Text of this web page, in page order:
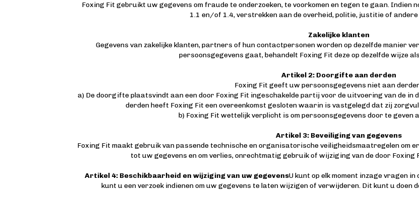
Foxing Fit gebruikt uw gegevens om fraude te onderzoeken, te voorkomen en tegen te gaan. Indien
1.1 en/of 1.4, verstrekken aan de overheid, politie, justitie of
Zakelijke klanten
Gegevens van zakelijke klanten, partners of hun contactpersonen worden op dezelfde manier
persoonsgegevens gaat, behandelt Foxing Fit deze op dezelfde wijze
Artikel 2: Doorgifte aan derden
Foxing Fit geeft uw persoonsgegevens niet aan
a) De doorgifte plaatsvindt aan een door Foxing Fit ingeschakelde partij voor de uitvoering van de in
derden heeft Foxing Fit een overeenkomst gesloten waarin is vastgelegd dat zij
b) Foxing Fit wettelijk verplicht is om persoonsgegevens door te geven
Artikel 3: Beveiliging van gegevens
Foxing Fit maakt gebruik van passende technische en organisatorische veiligheidsmaatregelen om
tot uw gegevens en om verlies, onrechtmatig gebruik of wijziging van de door
Artikel 4: Beschikbaarheid en wijziging van uw gegevensU kunt op elk moment inzage vragen
kunt u een verzoek indienen om uw gegevens te laten wijzigen of verwijderen. Dit kunt u doen